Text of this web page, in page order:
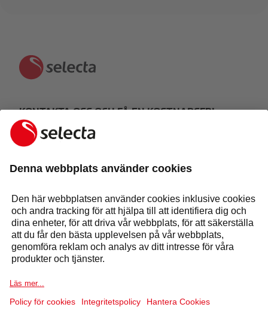
KONTAKTA OSS OCH FÅ EN KOSTNADSFRI
OFFERT:
GÖR EN FÖRFRÅGAN
Svar inom 24 timmar
Maskiner och lösningar
Tjänster
Sektorer